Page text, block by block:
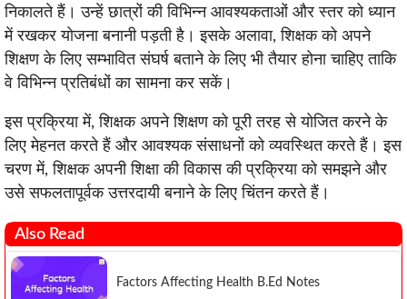
निकालते हैं। उन्हें छात्रों की विभिन्न आवश्यकताओं और स्तर को ध्यान
में रखकर योजना बनानी पड़ती है। इसके अलावा, शिक्षक को अपने
शिक्षण के लिए सम्भावित संघर्ष बताने के लिए भी तैयार होना चाहिए ताकि
वे विभिन्न प्रतिबंधों का सामना कर सकें।
इस प्रक्रिया में, शिक्षक अपने शिक्षण को पूरी तरह से योजित करने के
लिए मेहनत करते हैं और आवश्यक संसाधनों को व्यवस्थित करते हैं। इस
चरण में, शिक्षक अपनी शिक्षा की विकास की प्रक्रिया को समझने और
उसे सफलतापूर्वक उत्तरदायी बनाने के लिए चिंतन करते हैं।
Also Read
Factors Affecting Health B.Ed Notes